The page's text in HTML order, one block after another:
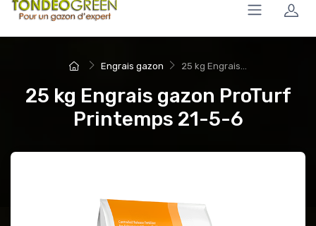
Engrais gazon 25 kg Engrais...
25 kg Engrais gazon ProTurf
Printemps 21-5-6